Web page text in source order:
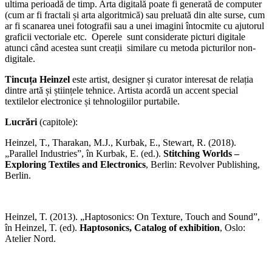
ultima perioadă de timp. Arta digitală poate fi generată de computer
(cum ar fi fractali și arta algoritmică) sau preluată din alte surse, cum
ar fi scanarea unei fotografii sau a unei imagini întocmite cu ajutorul
graficii vectoriale etc. Operele sunt considerate picturi digitale
atunci când acestea sunt creații similare cu metoda picturilor non-
digitale.
Tincuța Heinzel este artist, designer și curator interesat de relația
dintre artă și științele tehnice. Artista acordă un accent special
textilelor electronice și tehnologiilor purtabile.
Lucrări (capitole):
Heinzel, T., Tharakan, M.J., Kurbak, E., Stewart, R. (2018).
„Parallel Industries”, în Kurbak, E. (ed.). Stitching Worlds –
Exploring Textiles and Electronics, Berlin: Revolver Publishing,
Berlin.
Heinzel, T. (2013). „Haptosonics: On Texture, Touch and Sound”,
în Heinzel, T. (ed). Haptosonics, Catalog of exhibition, Oslo:
Atelier Nord.